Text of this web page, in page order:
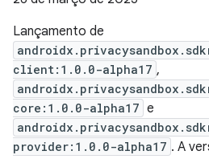
Lançamento de
client:1.0.0-alpha17 ,
core:1.0.0-alpha17 e
provider:1.0.0-alpha17 . A